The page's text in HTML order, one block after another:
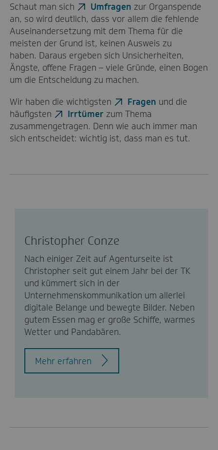
Schaut man sich Umfragen zur Organspende
an, so wird deutlich, dass vor allem die fehlende
Auseinandersetzung mit dem Thema für die
meisten der Grund ist, keinen Ausweis zu
haben. Daraus ergeben sich Unsicherheiten,
Ängste, offene Fragen – viele Gründe, einen Bogen
um die Entscheidung zu machen.
Wir haben die wichtigsten
Fragen und die
häufigsten
Irrtümer zum Thema
zusammengetragen. Denn wie auch immer man
sich entscheidet: wichtig ist, dass man es tut.
Christopher Conze
Nach einiger Zeit auf Agenturseite ist
Christopher seit gut einem Jahr bei der TK
und kümmert sich in der
Unternehmenskommunikation um allerlei
digitale Belange und bewegte Bilder. Neben
gutem Essen mag er große Schiffe, warmes
Wetter und Pandabären.
Mehr erfahren